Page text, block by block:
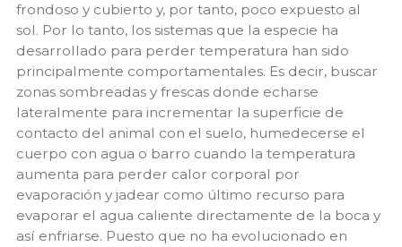
frondoso y cubierto y, por tanto, poco expuesto al
sol. Por lo tanto, los sistemas que la especie ha
desarrollado para perder temperatura han sido
principalmente comportamentales. Es decir, buscar
zonas sombreadas y frescas donde echarse
lateralmente para incrementar la superficie de
contacto del animal con el suelo, humedecerse el
cuerpo con agua o barro cuando la temperatura
aumenta para perder calor corporal por
evaporación y jadear como último recurso para
evaporar el agua caliente directamente de la boca y
así enfriarse. Puesto que no ha evolucionado en